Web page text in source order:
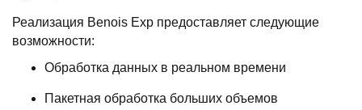
Реализация Benois Exp предоставляет следующие
возможности:
Обработка данных в реальном времени
Пакетная обработка больших объемов